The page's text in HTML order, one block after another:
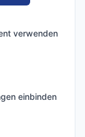
verwenden
einbinden